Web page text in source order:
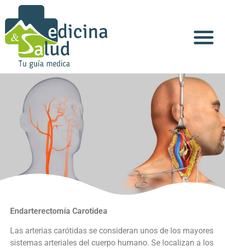
Endarterectomía Carotidea
Las arterias carótidas se consideran unos de los mayores
sistemas arteriales del cuerpo humano. Se localizan a los